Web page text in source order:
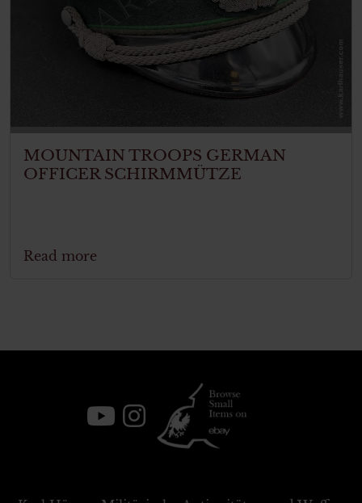
MOUNTAIN TROOPS GERMAN
OFFICER SCHIRMMÜTZE
Read more